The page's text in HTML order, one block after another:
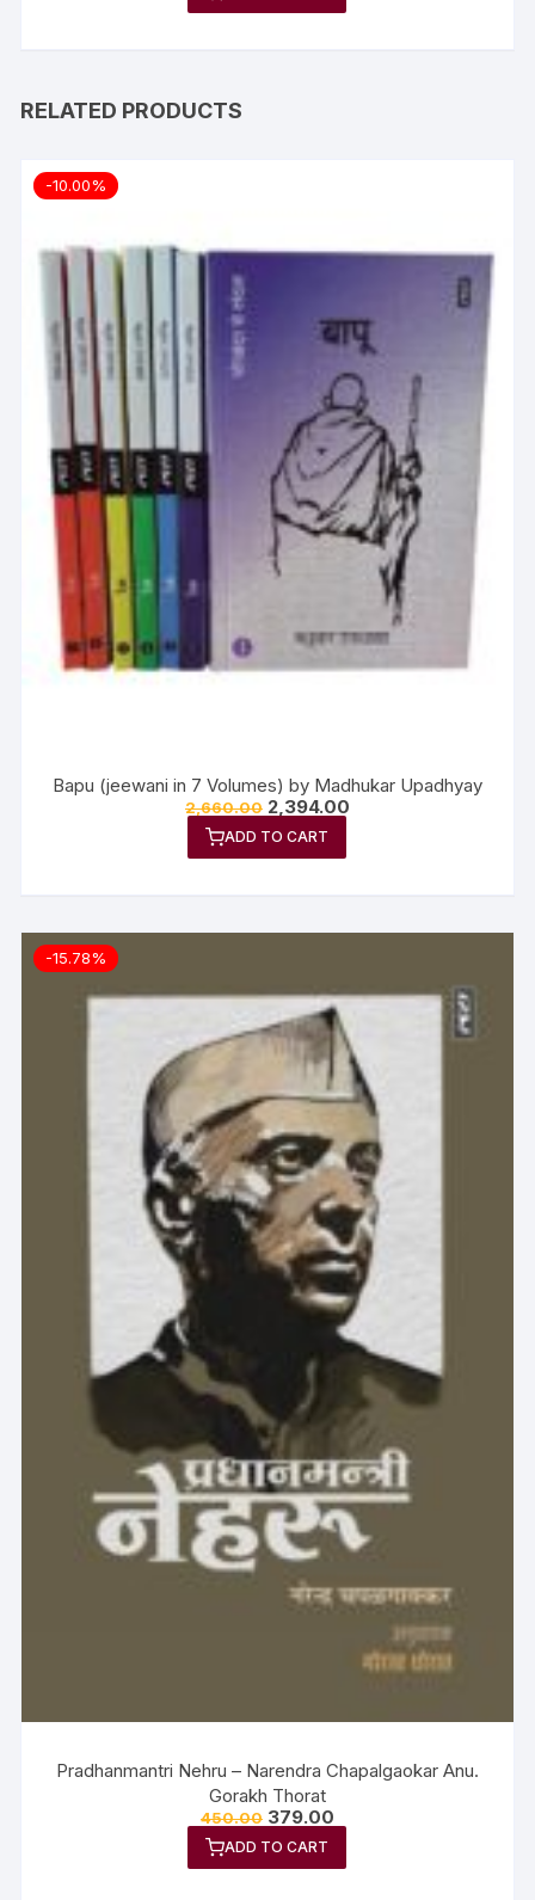
RELATED PRODUCTS
-10.00%
Bapu (jeewani in 7 Volumes) by Madhukar Upadhyay
2,660.00 2,394.00
ADD TO CART
-15.78%
Pradhanmantri Nehru – Narendra Chapalgaokar Anu.
Gorakh Thorat
450.00 379.00
ADD TO CART